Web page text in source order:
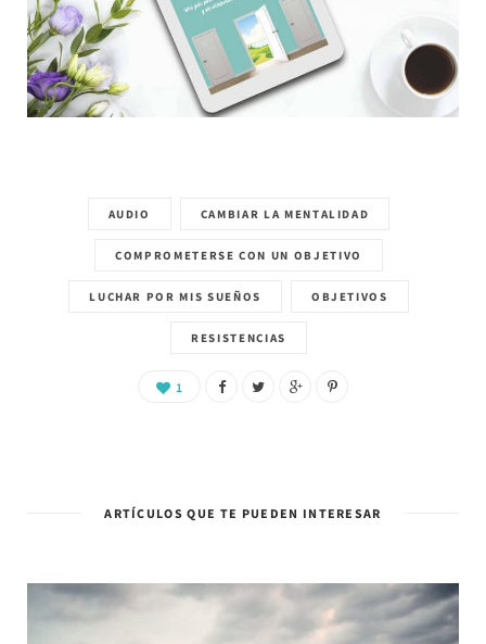
AUDIO CAMBIAR LA MENTALIDAD
COMPROMETERSE CON UN OBJETIVO
LUCHAR POR MIS SUEÑOS OBJETIVOS
RESISTENCIAS
1
ARTÍCULOS QUE TE PUEDEN INTERESAR